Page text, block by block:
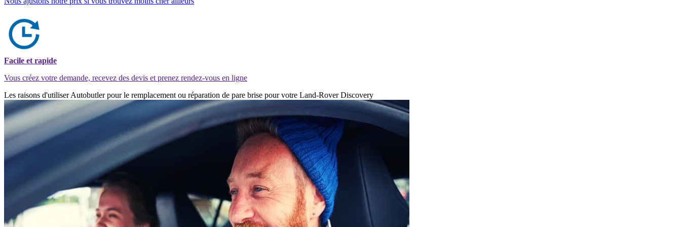
Facile et rapide
Vous créez votre demande, recevez des devis et prenez rendez-vous en ligne
Les raisons d'utiliser Autobutler pour le remplacement ou réparation de pare brise pour votre Land-Rover Discovery